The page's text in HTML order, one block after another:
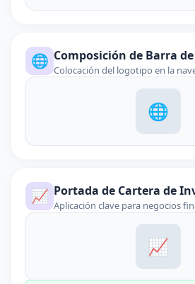
🌐 Composición de Barra
Colocación del logotipo en la
🌐
📈 Portada de Cartera de
Aplicación clave para negocios
📈